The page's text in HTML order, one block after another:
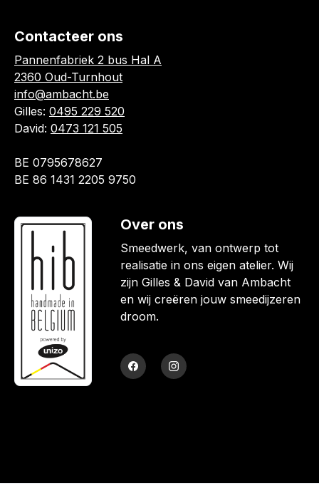
Contacteer ons
Pannenfabriek 2 bus Hal A
2360 Oud-Turnhout
info@ambacht.be
Gilles: 0495 229 520
David: 0473 121 505
BE 0795678627
BE 86 1431 2205 9750
Over ons
Smeedwerk, van ontwerp tot
realisatie in ons eigen atelier. Wij
zijn Gilles & David van Ambacht
en wij creëren jouw smeedijzeren
droom.
FacebookInstagram